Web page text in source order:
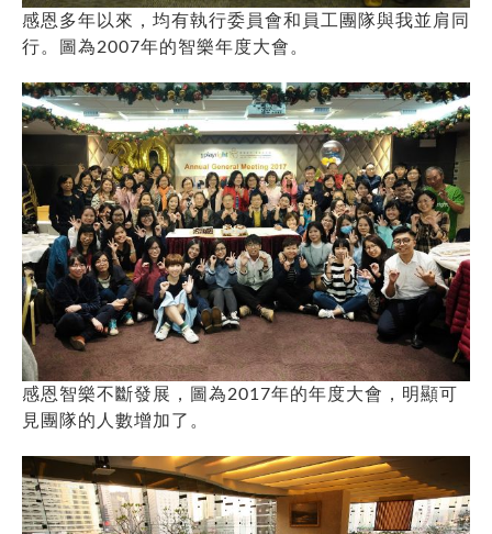
感恩多年以來，均有執行委員會和員工團隊與我並肩同
行。圖為2007年的智樂年度大會。
感恩智樂不斷發展，圖為2017年的年度大會，明顯可
見團隊的人數增加了。